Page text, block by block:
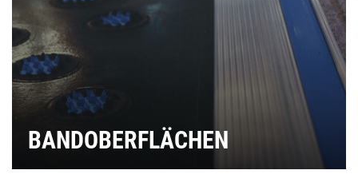
BANDOBERFLÄCHEN